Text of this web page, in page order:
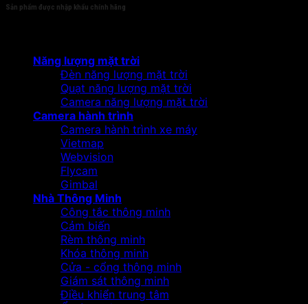
Sản phẩm được nhập khẩu chính hãng
Năng lượng mặt trời
Đèn năng lượng mặt trời
Quạt năng lượng mặt trời
Camera năng lượng mặt trời
Camera hành trình
Camera hành trình xe máy
Vietmap
Webvision
Flycam
Gimbal
Nhà Thông Minh
Công tắc thông minh
Cảm biến
Rèm thông minh
Khóa thông minh
Cửa - cổng thông minh
Giám sát thông minh
Điều khiển trung tâm